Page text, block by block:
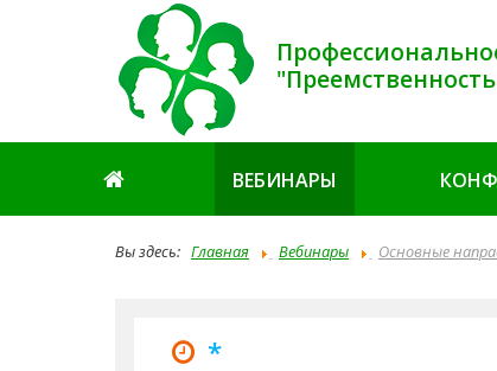
ВЕБИНАРЫ
Вы здесь: Главная Вебинары Основные
*